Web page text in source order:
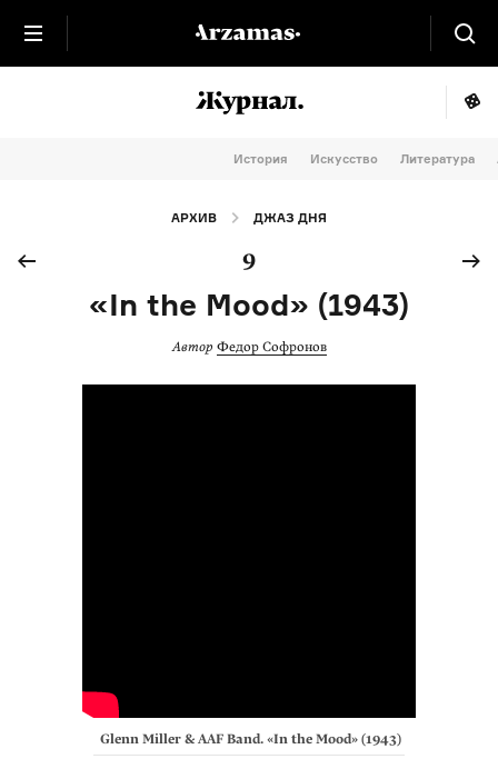
История Искусство Литература
АРХИВ ДЖАЗ ДНЯ
9
«In the Mood» (1943)
Автор Федор Софронов
Glenn Miller & AAF Band. «In the Mood» (1943)